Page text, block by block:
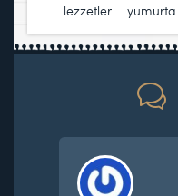
lezzetler
yumurta